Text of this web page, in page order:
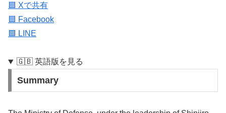
🟦 Xで共有
🟦 Facebook
🟩 LINE
🇬🇧 英語版を見る
Summary